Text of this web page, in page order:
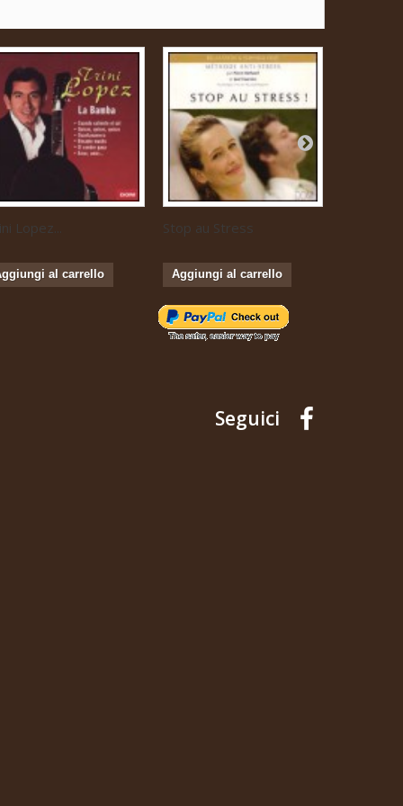
Lopez...
al carrello
Stop au Stress
Aggiungi al carrello
Seguici